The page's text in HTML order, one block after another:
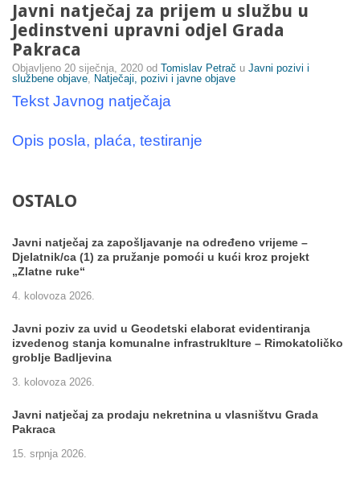
Javni natječaj za prijem u službu u
Jedinstveni upravni odjel Grada
Pakraca
Objavljeno 20 siječnja, 2020 od Tomislav Petrač u Javni pozivi i
službene objave, Natječaji, pozivi i javne objave
Tekst Javnog natječaja
Opis posla, plaća, testiranje
OSTALO
Javni natječaj za zapošljavanje na određeno vrijeme –
Djelatnik/ca (1) za pružanje pomoći u kući kroz projekt
„Zlatne ruke“
4. kolovoza 2026.
Javni poziv za uvid u Geodetski elaborat evidentiranja
izvedenog stanja komunalne infrastruklture – Rimokatoličko
groblje Badljevina
3. kolovoza 2026.
Javni natječaj za prodaju nekretnina u vlasništvu Grada
Pakraca
15. srpnja 2026.